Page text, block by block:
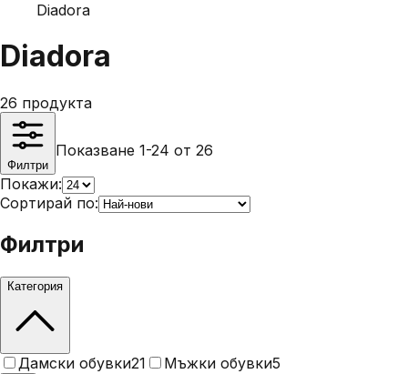
Diadora
Diadora
26 продукта
Филтри
Показване 1-24 от 26
Покажи:
Сортирай по:
Филтри
Категория
Дамски обувки21 Мъжки обувки5